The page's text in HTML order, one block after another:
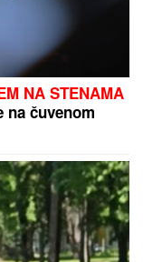
NA STENAMA
na čuvenom